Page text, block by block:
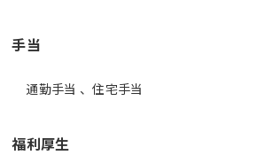
手当
通勤手当 、住宅手当
福利厚生